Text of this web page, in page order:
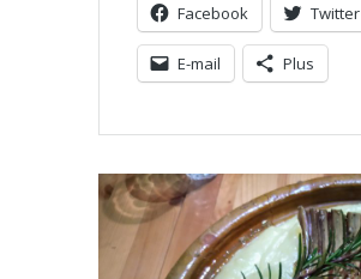
Facebook Twitter
E-mail Plus